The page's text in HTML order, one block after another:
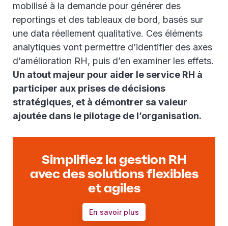
mobilisé à la demande pour générer des
reportings et des tableaux de bord, basés sur
une data réellement qualitative. Ces éléments
analytiques vont permettre d’identifier des axes
d’amélioration RH, puis d’en examiner les effets.
Un atout majeur pour aider le service RH à
participer aux prises de décisions
stratégiques, et à démontrer sa valeur
ajoutée dans le pilotage de l’organisation.
Simplifiez la gestion RH
avec des solutions flexibles
et agiles
En savoir plus